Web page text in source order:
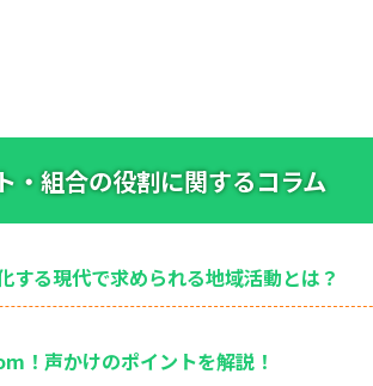
・組合の役割に関するコラム
する現代で求められる地域活動とは？
！声かけのポイントを解説！